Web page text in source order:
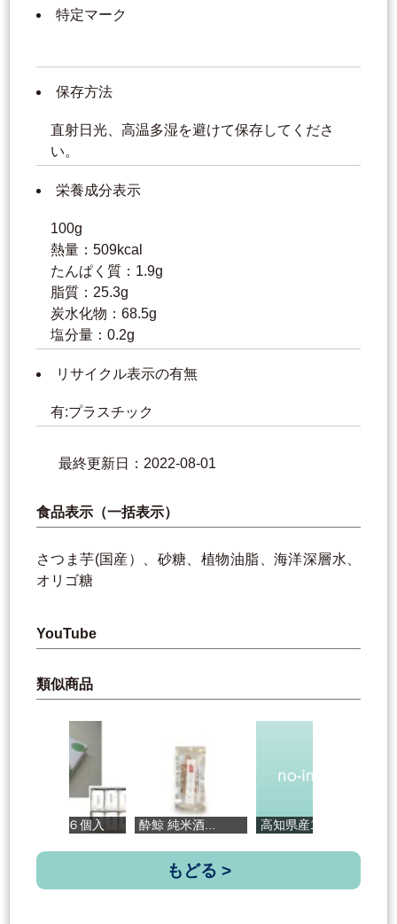
特定マーク
保存方法
直射日光、高温多湿を避けて保存してくださ
い。
栄養成分表示
100g
熱量：509kcal
たんぱく質：1.9g
脂質：25.3g
炭水化物：68.5g
塩分量：0.2g
リサイクル表示の有無
有:プラスチック
最終更新日：2022-08-01
食品表示（一括表示）
さつま芋(国産）、砂糖、植物油脂、海洋深層水、
オリゴ糖
YouTube
類似商品
白花栴檀６個入 酔鯨 純米酒... 高知県産100...
もどる >